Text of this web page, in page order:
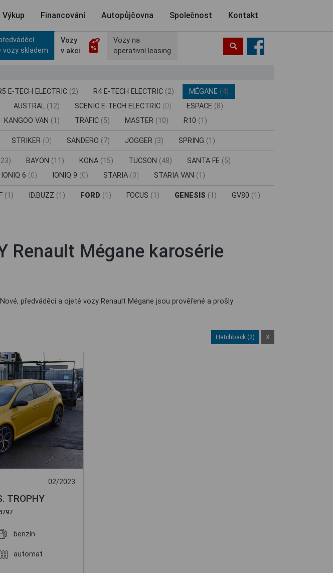
Výkup Financování Autopůjčovna Společnost Kontakt
vozy skladem
Vozy
v akci
Vozy na
operativní leasing
E-TECH ELECTRIC (2) R4 E-TECH ELECTRIC (2) MÉGANE (4)
AUSTRAL (12) SCENIC E-TECH ELECTRIC (0) ESPACE (8)
KANGOO VAN (1) TRAFIC (5) MASTER (10) R10 (1)
STRIKER (0) SANDERO (7) JOGGER (3) SPRING (1)
BAYON (11) KONA (15) TUCSON (48) SANTA FE (5)
IONIQ 6 (0) IONIQ 9 (0) STARIA (0) STARIA VAN (1)
(1) ID.BUZZ (1) FORD (1) FOCUS (1) GENESIS (1) GV80 (1)
Renault Mégane karosérie
předváděcí a ojeté vozy Renault Mégane jsou prověřené a prošly
Hatchback (2) X
02/2023
TROPHY
benzín
automat